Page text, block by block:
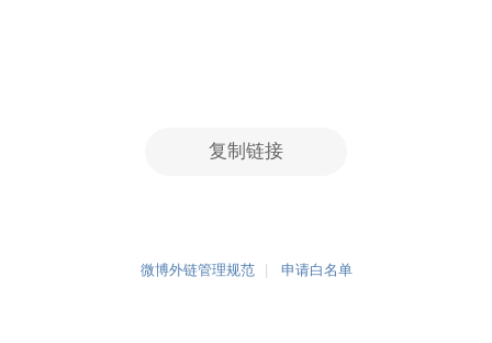
复制链接
微博外链管理规范 申请白名单